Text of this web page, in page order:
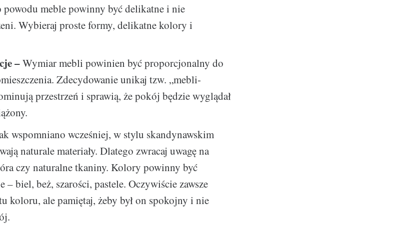
meble powinny być delikatne i nie
Wybieraj proste formy, delikatne kolory i
–Wymiar mebli powinien być proporcjonalny do
Zdecydowanie unikaj tzw. „mebli-
przestrzeń i sprawią, że pokój będzie wyglądał
wspomniano wcześniej, w stylu skandynawskim
naturale materiały. Dlatego zwracaj uwagę na
czy naturalne tkaniny. Kolory powinny być
– biel, beż, szarości, pastele. Oczywiście zawsze
koloru, ale pamiętaj, żeby był on spokojny i nie